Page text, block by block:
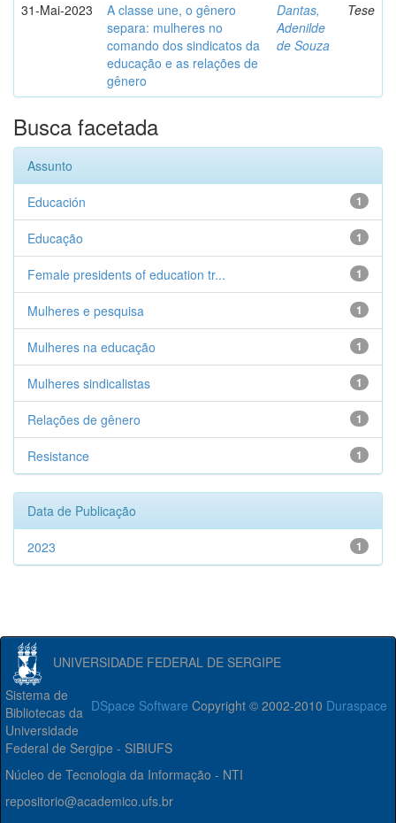
31-Mai-2023
A classe une, o gênero
separa: mulheres no
comando dos sindicatos da
educação e as relações de
gênero
Dantas,
Adenilde
de Souza
Tese
Busca facetada
Assunto
1
Educación
1
Educação
1
Female presidents of education tr...
1
Mulheres e pesquisa
1
Mulheres na educação
1
Mulheres sindicalistas
1
Relações de gênero
1
Resistance
Data de Publicação
1
2023
UNIVERSIDADE FEDERAL DE SERGIPE
DSpace Software Copyright © 2002-2010 Duraspace
Sistema de
Bibliotecas da
Universidade
Federal de Sergipe - SIBIUFS
Núcleo de Tecnologia da Informação - NTI
repositorio@academico.ufs.br